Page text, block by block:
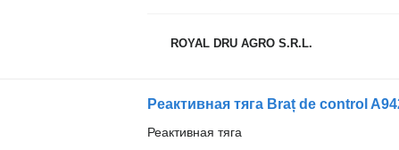
ROYAL DRU AGRO S.R.L.
Реактивная тяга